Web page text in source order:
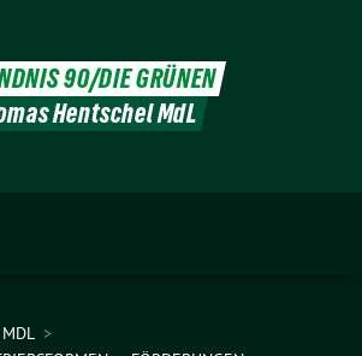
90/DIE GRÜNEN
Hentschel MdL